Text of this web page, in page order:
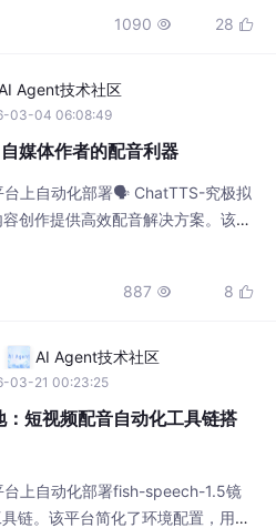
1090  28 
Agent技术社区
03-04 06:08:49
媒体作者的配音利器
台上自动化部署🗣️ ChatTTS-究极拟
创作提供高效配音解决方案。该平
利用ChatTTS生成富有情感和真实
887  8 
AI Agent技术社区
03-21 00:23:25
短视频配音自动化工具链搭
台上自动化部署fish-speech-1.5镜
链。该平台简化了环境配置，用户